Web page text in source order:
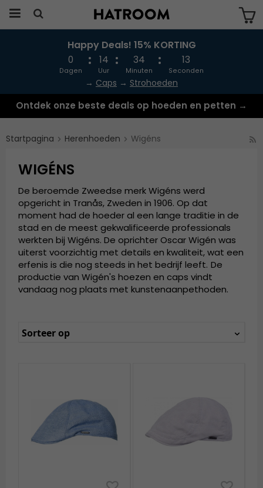
Produkten har blivit tillagd i varukorgen
Happy Deals! 15% KORTING
0
Dagen
14
Uur
34
Minuten
13
Seconden
→ Caps → Strohoeden
Ontdek onze beste deals op hoeden en petten →
Startpagina Herenhoeden Wigéns
WIGÉNS
De beroemde Zweedse merk Wigéns werd
opgericht in Tranås, Zweden in 1906. Op dat
moment had de hoeder al een lange traditie in de
stad en de meest gekwalificeerde professionals
werkten bij Wigéns. De oprichter Oscar Wigén was
uiterst voorzichtig met details en kwaliteit, wat een
erfenis is die nog steeds in het bedrijf leeft. De
productie van Wigén's hoezen en caps vindt
vandaag nog plaats met kunstenaanpethoden.
Sorteer op